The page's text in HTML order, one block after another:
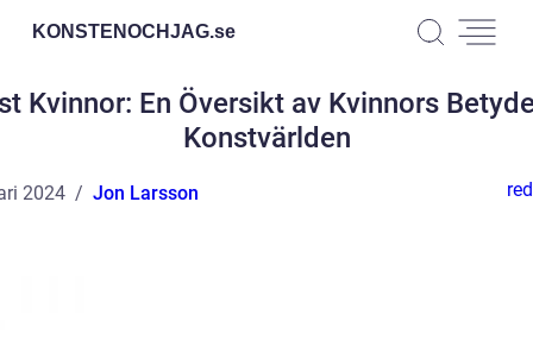
KONSTENOCHJAG.se
Kvinnor: En Översikt av Kvinnors
Konstvärlden
2024 Jon Larsson